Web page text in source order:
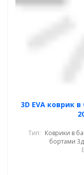
3D EVA коврик
Тип: Коврики в
бортами